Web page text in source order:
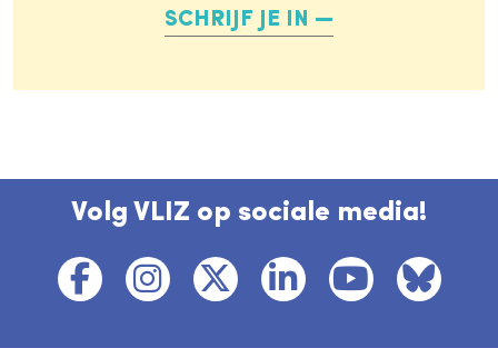
SCHRIJF JE IN
Volg VLIZ op sociale media!